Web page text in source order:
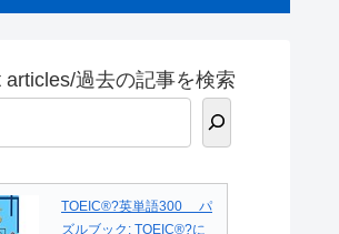
articles/過去の記事を検索
TOEIC®?英単語300 パ
ズルブック: TOEIC®?に